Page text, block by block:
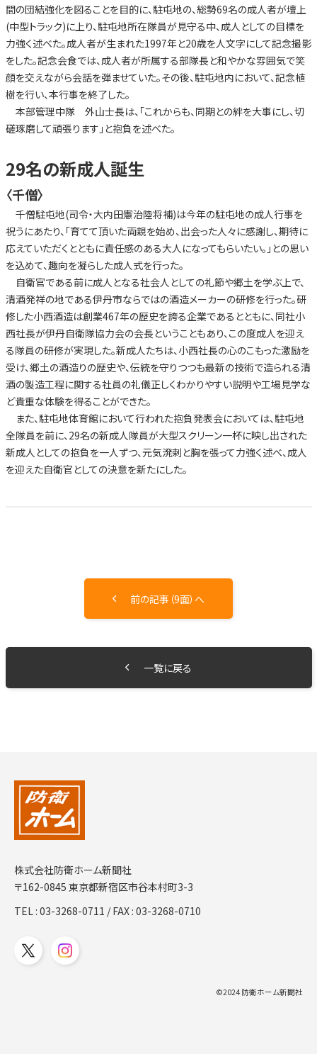
間の団結強化を図ることを目的に、駐屯地の、総勢69名の成人者が壇上
(中型トラック)に上り、駐屯地所在隊員が見守る中、成人としての目標を
力強く述べた。成人者が生まれた1997年と20歳を人文字にして記念撮影
をした。記念会食では、成人者が所属する部隊長と和やかな雰囲気で笑
顔を交えながら会話を弾ませていた。その後、駐屯地内において、記念植
樹を行い、本行事を終了した。
本部管理中隊 外山士長は、「これからも、同期との絆を大事にし、切
磋琢磨して頑張ります」と抱負を述べた。
29名の新成人誕生
〈千僧〉
千僧駐屯地(司令・大内田憲治陸将補)は今年の駐屯地の成人行事を
祝うにあたり、「育てて頂いた両親を始め、出会った人々に感謝し、期待に
応えていただくとともに責任感のある大人になってもらいたい。」との思い
を込めて、趣向を凝らした成人式を行った。
自衛官である前に成人となる社会人としての礼節や郷土を学ぶ上で、
清酒発祥の地である伊丹市ならではの酒造メーカーの研修を行った。研
修した小西酒造は創業467年の歴史を誇る企業であるとともに、同社小
西社長が伊丹自衛隊協力会の会長ということもあり、この度成人を迎え
る隊員の研修が実現した。新成人たちは、小西社長の心のこもった激励を
受け、郷土の酒造りの歴史や、伝統を守りつつも最新の技術で造られる清
酒の製造工程に関する社員の礼儀正しくわかりやすい説明や工場見学な
ど貴重な体験を得ることができた。
また、駐屯地体育館において行われた抱負発表会においては、駐屯地
全隊員を前に、29名の新成人隊員が大型スクリーン一杯に映し出された
新成人としての抱負を一人ずつ、元気溌剌と胸を張って力強く述べ、成人
を迎えた自衛官としての決意を新たにした。
前の記事（9面）へ
一覧に戻る
株式会社防衛ホーム新聞社
〒162-0845 東京都新宿区市谷本村町3-3
TEL :03-3268-0711 / FAX : 03-3268-0710
©2024 防衛ホーム新聞社